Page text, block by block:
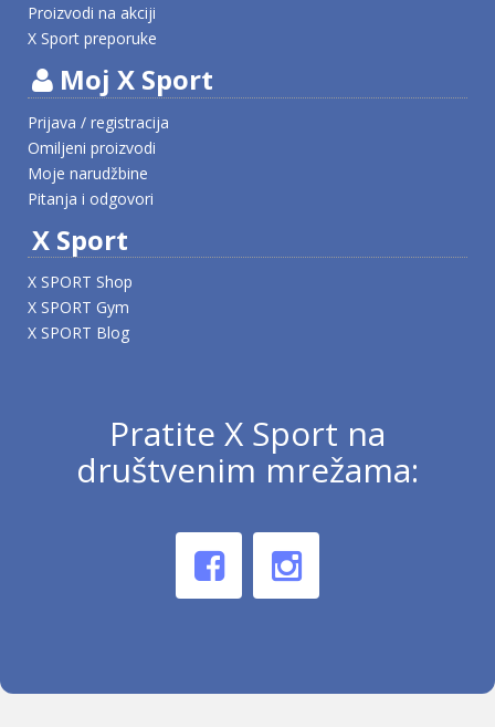
Proizvodi na akciji
X Sport preporuke
Moj X Sport
Prijava / registracija
Omiljeni proizvodi
Moje narudžbine
Pitanja i odgovori
X Sport
X SPORT Shop
X SPORT Gym
X SPORT Blog
Pratite X Sport na
društvenim mrežama: